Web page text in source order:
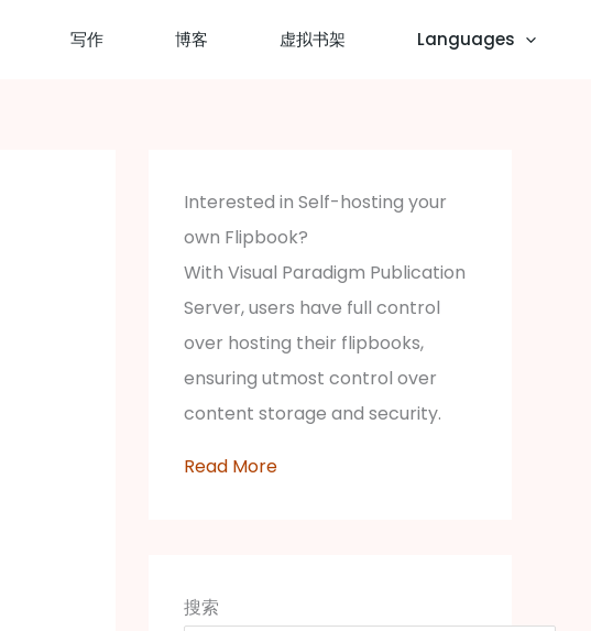
写作 博客 虚拟书架 Languages
Interested in Self-hosting your
own Flipbook?
With Visual Paradigm Publication
Server, users have full control
over hosting their flipbooks,
ensuring utmost control over
content storage and security.
Read More
搜索